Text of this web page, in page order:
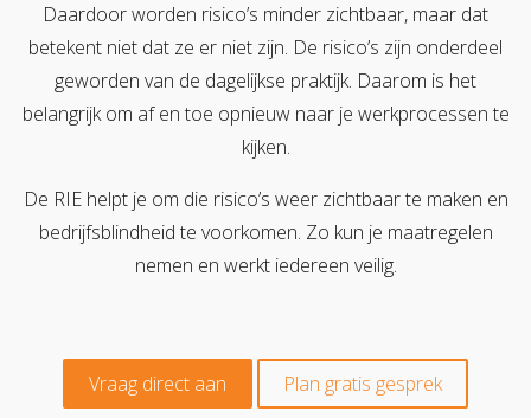
Vitaliteit
Vitaliteitsscan Vertrouwenspersoon
Actueel
Actueel
Nieuwsbrief
Over Stigas
3V's van Stigas Aan de slag met Vitaliteit Aan
Daardoor worden risico’s minder zichtbaar, maar dat
betekent niet dat ze er niet zijn. De risico’s zijn onderdeel
geworden van de dagelijkse praktijk. Daarom is het
belangrijk om af en toe opnieuw naar je werkprocessen te
kijken.
De RIE helpt je om die risico’s weer zichtbaar te maken en
bedrijfsblindheid te voorkomen. Zo kun je maatregelen
nemen en werkt iedereen veilig.
Vraag direct aan Plan gratis gesprek